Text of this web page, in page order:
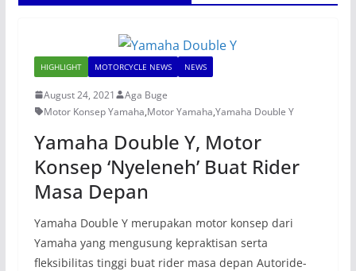
HIGHLIGHT MOTORCYCLE NEWS NEWS
August 24, 2021
Aga Buge
Motor Konsep Yamaha,Motor Yamaha,Yamaha Double Y
Yamaha Double Y, Motor
Konsep ‘Nyeleneh’ Buat Rider
Masa Depan
Yamaha Double Y merupakan motor konsep dari
Yamaha yang mengusung kepraktisan serta
fleksibilitas tinggi buat rider masa depan Autoride-